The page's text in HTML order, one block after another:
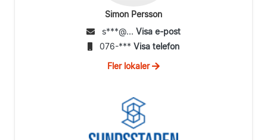
Simon Persson
s***@... Visa e-post
076-*** Visa telefon
Fler lokaler